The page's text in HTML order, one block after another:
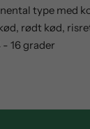
type med
rødt kød,
16 grader